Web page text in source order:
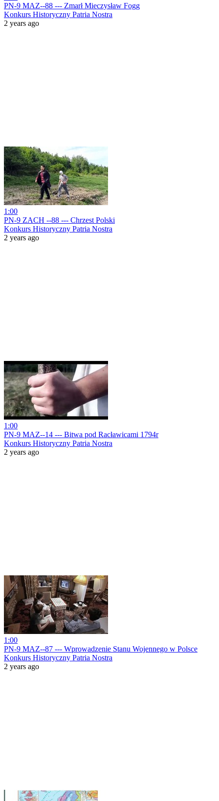
PN-9 MAZ--88 --- Zmarł Mieczysław Fogg
Konkurs Historyczny Patria Nostra
2 years ago
1:00
PN-9 ZACH --88 --- Chrzest Polski
Konkurs Historyczny Patria Nostra
2 years ago
1:00
PN-9 MAZ--14 --- Bitwa pod Racławicami 1794r
Konkurs Historyczny Patria Nostra
2 years ago
1:00
PN-9 MAZ--87 --- Wprowadzenie Stanu Wojennego w Polsce
Konkurs Historyczny Patria Nostra
2 years ago